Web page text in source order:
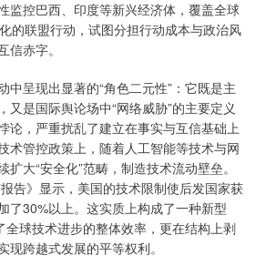
监控巴西、印度等新兴经济体，覆盖全球
的联盟行动，试图分担行动成本与政治风
赤字。
中呈现出显著的“角色二元性”：它既是主
又是国际舆论场中“网络威胁”的主要定义
论，严重扰乱了建立在事实与互信基础上
术管控政策上，随着人工智能等技术与网
大“安全化”范畴，制造技术流动壁垒。
告》显示，美国的技术限制使后发国家获
了30%以上。这实质上构成了一种新型
全球技术进步的整体效率，更在结构上剥
跨越式发展的平等权利。